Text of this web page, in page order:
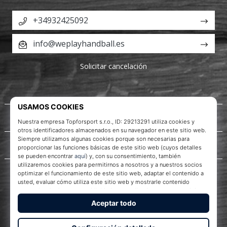
zapatillas
de
balonmano
PUMA
Accelerate
NITRO
Descubre
las
actualizaciones
técnicas
y…
25. 11. 2024
2 min. de lectura
¡Conviértete
WePlayHandball.es
Acerca de nosotros
Servicio al cliente
+34932425092
info@weplayhandball.es
Solicitar cancelación